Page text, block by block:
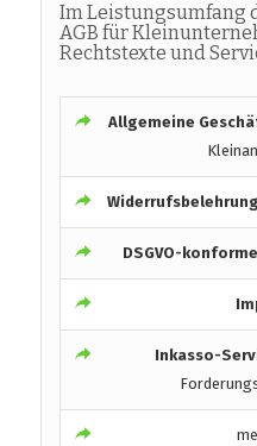
Im Leistungsumfang
AGB für
Rechtstexte und
Allgemeine
DSGVO-
Inkasso-